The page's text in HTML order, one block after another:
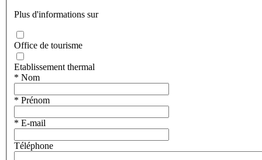
Plus d'informations sur
Office de tourisme
Etablissement thermal
* Nom
* Prénom
* E-mail
Téléphone